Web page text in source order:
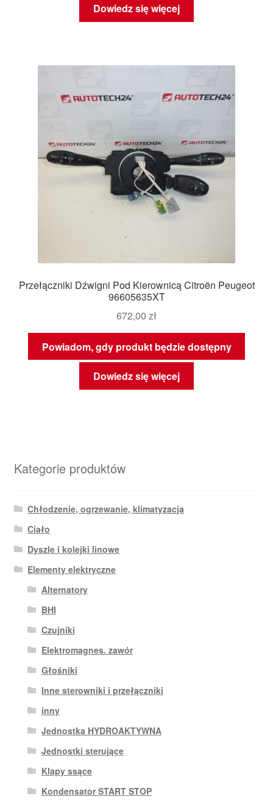
Dowiedz się więcej
Przełączniki Dźwigni Pod Kierownicą Citroën Peugeot
96605635XT
672,00 zł
Powiadom, gdy produkt będzie dostępny
Dowiedz się więcej
Kategorie produktów
Chłodzenie, ogrzewanie, klimatyzacja
Ciało
Dyszle i kolejki linowe
Elementy elektryczne
Alternatory
BHI
Czujniki
Elektromagnes. zawór
Głośniki
Inne sterowniki i przełączniki
inny
Jednostka HYDROAKTYWNA
Jednostki sterujące
Klapy ssące
Kondensator START STOP